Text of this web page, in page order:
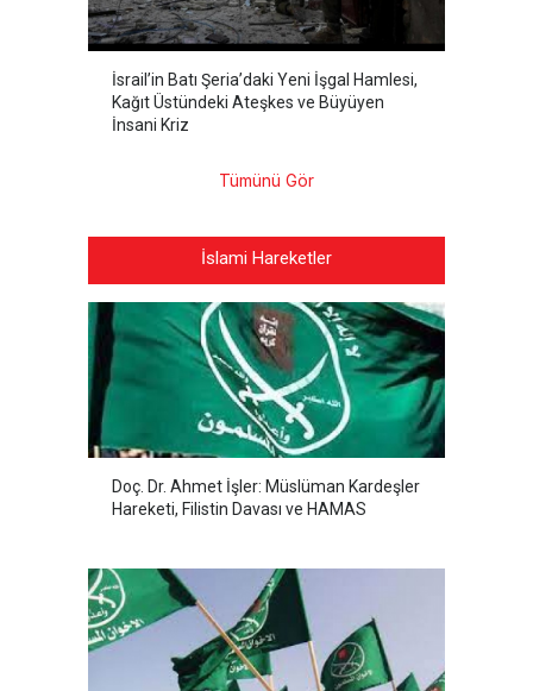
İsrail’in Batı Şeria’daki Yeni İşgal Hamlesi,
Kağıt Üstündeki Ateşkes ve Büyüyen
İnsani Kriz
Tümünü Gör
İslami Hareketler
Doç. Dr. Ahmet İşler: Müslüman Kardeşler
Hareketi, Filistin Davası ve HAMAS